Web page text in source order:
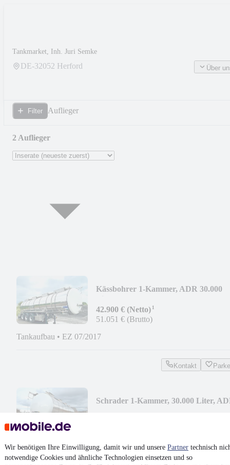
Wir benötigen Ihre Einwilligung, damit wir und unsere Partner technisch
notwendige Cookies und ähnliche Technologien einsetzen und so
Tankmarket, Inh. Juri Semke
DE-32052 Herford Über
Filter Auflieger
2 Auflieger
Kässbohrer 1-Kammer, ADR 30.000
42.900 € (Netto)¹
51.051 € (Brutto)
Tankaufbau • EZ 07/2017
Kontakt
Schrader 1-Kammer, 30.000 Liter,
Tankaufbau•EZ 08/2008